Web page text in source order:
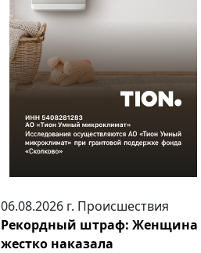
06.08.2026 г. Происшествия
Рекордный штраф: Женщина
жестко наказала